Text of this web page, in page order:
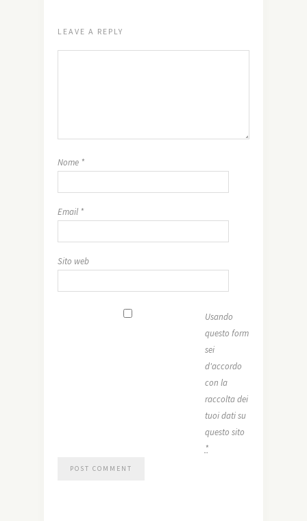
LEAVE A REPLY
Nome *
Email *
Sito web
Usando
questo form
sei
d'accordo
con la
raccolta dei
tuoi dati su
questo sito
*